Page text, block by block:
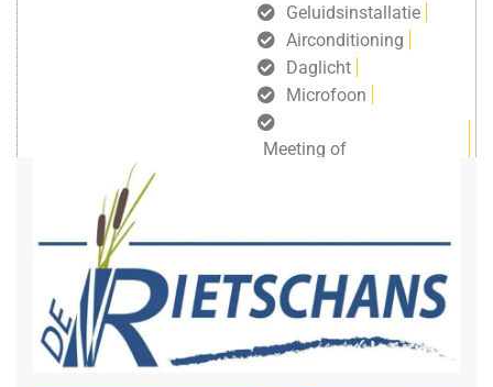
Geluidsinstallatie
Airconditioning
Daglicht
Microfoon
Meeting of